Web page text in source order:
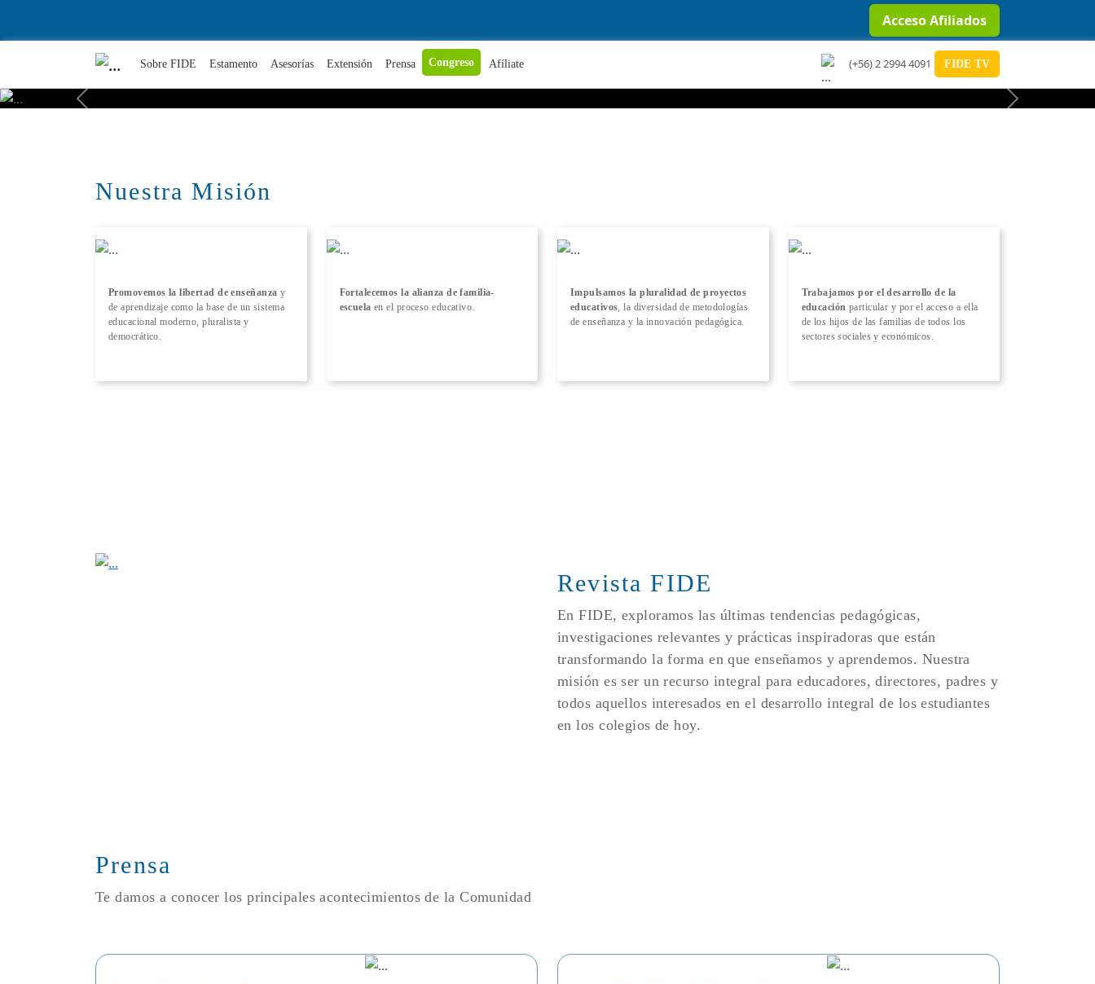
Acceso Afiliados
Sobre FIDE Estamento Asesorías Extensión Prensa Congreso Afíliate (+56) 2 2994 4091 FIDE TV
Previous Next
Nuestra Misión
Promovemos la libertad de enseñanza y
de aprendizaje como la base de un sistema
educacional moderno, pluralista y
democrático.
Fortalecemos la alianza de familia-
escuela en el proceso educativo.
Impulsamos la pluralidad de proyectos
educativos , la diversidad de metodologías
de enseñanza y la innovación pedagógica.
Trabajamos por el desarrollo de la
educación particular y por el acceso a ella
de los hijos de las familias de todos los
sectores sociales y económicos.
Revista FIDE
En FIDE, exploramos las últimas tendencias pedagógicas,
investigaciones relevantes y prácticas inspiradoras que están
transformando la forma en que enseñamos y aprendemos. Nuestra
misión es ser un recurso integral para educadores, directores, padres y
todos aquellos interesados en el desarrollo integral de los estudiantes
en los colegios de hoy.
Prensa
Te damos a conocer los principales acontecimientos de la Comunidad